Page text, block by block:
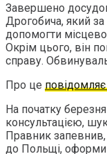
Завершено
Дрогобича, який
допомогти
Окрім цього, він
справу.
Про це
На початку
консультацією,
Правник
до Польщі,